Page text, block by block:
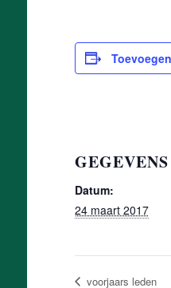
GEGEVENS
Datum:
24 maart 2017
voorjaars leden